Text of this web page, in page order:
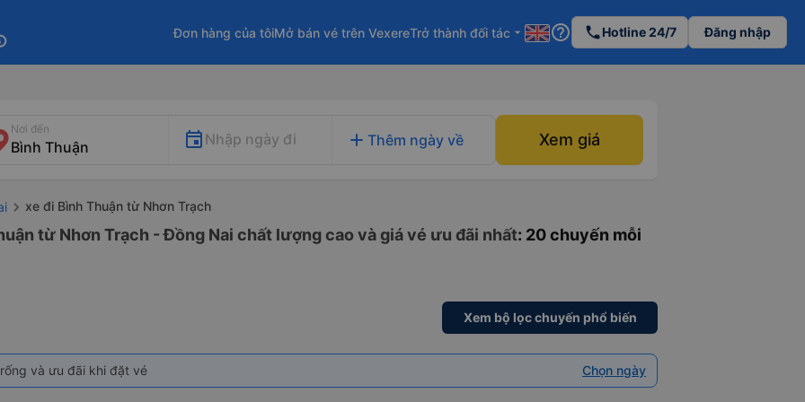
Đơn hàng của tôiMở bán vé trên VexereTrở thành đối tác arrow_drop_down help_outline phoneHotline 24/7 Đăng nhập
Nơi đến
Nhập ngày đi add Thêm ngày về Xem giá
xe đi Bình Thuận từ Nhơn Trạch
từ Nhơn Trạch - Đồng Nai chất lượng cao và giá vé ưu đãi nhất: 20 chuyến mỗi
Xem bộ lọc chuyến phổ biến
và ưu đãi khi đặt vé Chọn ngày